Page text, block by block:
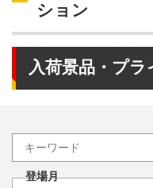
ション
入荷景品・プラ
登場月